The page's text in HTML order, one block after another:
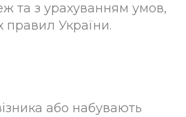
та з урахуванням умов,
правил України.
або набувають